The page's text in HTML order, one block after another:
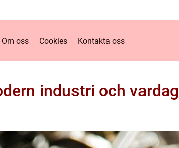
Om oss Cookies Kontakta oss
industri och vardag